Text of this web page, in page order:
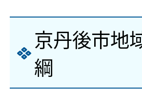
京丹後市地
綱